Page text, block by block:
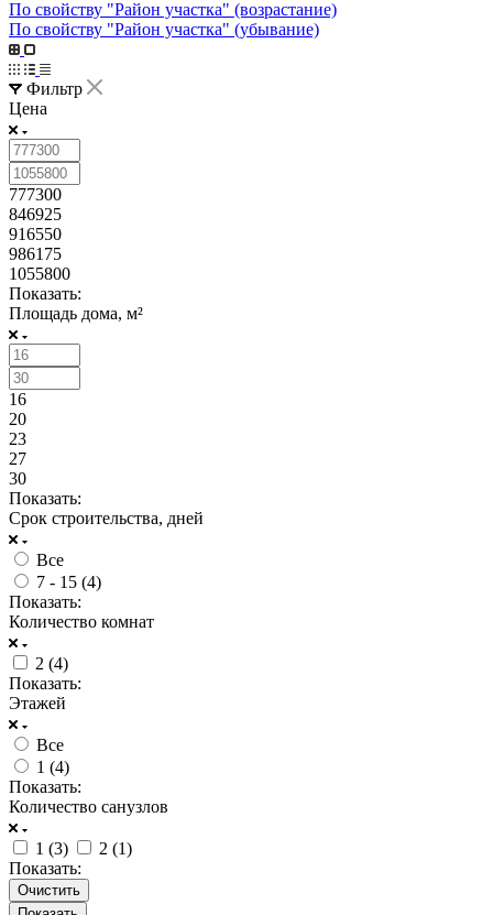
По свойству "Район участка" (возрастание)
По свойству "Район участка" (убывание)
Фильтр
Цена
777300
846925
916550
986175
1055800
Показать:
Площадь дома, м²
16
20
23
27
30
Показать:
Срок строительства, дней
Все
7 - 15 (4)
Показать:
Количество комнат
2 (4)
Показать:
Этажей
Все
1 (4)
Показать:
Количество санузлов
1 (3) 2 (1)
Показать:
Очистить